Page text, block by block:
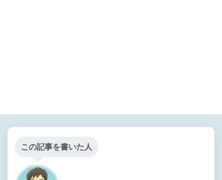
この記事を書いた人